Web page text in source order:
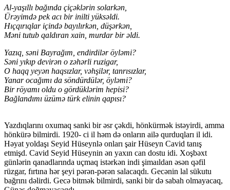
Al-yaşıllı bağında çiçəklərin solarkən,
Ürəyimdə pek acı bir inilti yüksəldi.
Hıçqırıqlar içində bayılırkən, düşərkən,
Məni tutub qaldıran xain, murdar bir əldi.
Yazıq, səni Bayrağım, endirdilər öyləmi?
Səni yıkıp devirən o zəhərli ruzigar,
O haqq yeyən haqsızlar, vəhşilər, tanrısızlar,
Yanar ocağımı da söndürdülər, öyləmi?
Bir röyamı oldu o gördüklərim hepisi?
Bağlandımı üzümə türk elinin qapısı?
Yazdıqlarını oxumaq sanki bir əsr çəkdi, hönkürmək istəyirdi, amma
hönkürə bilmirdi. 1920- ci il həm də onların ailə qurduqları il idi.
Həyat yoldaşı Seyid Hüseynlə onları şair Hüseyn Cavid tanış
etmişd. Cavid Seyid Hüseynin ən yaxın can dostu idi. Xoşbəxt
günlərin qanadlarında uçmaq istərkən indi şimaıldan əsən qəfil
rüzgar, fırtına hər şeyi pərən-pərən salacaqdı. Gecənin lal sükutu
bağrını dəlirdi. Gecə bitmək bilmirdi, sanki bir də sabah olmayacaq,